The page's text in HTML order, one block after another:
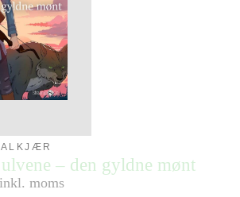
– den gyldne mønt
inkl. moms